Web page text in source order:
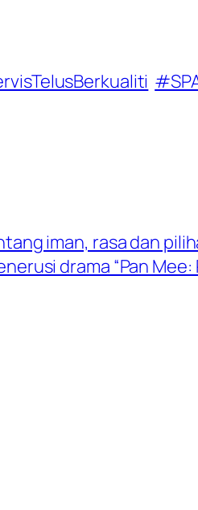
iman, rasa dan
drama “Pan Mee: